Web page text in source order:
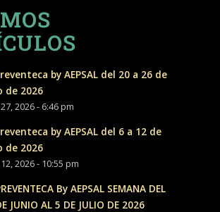
by AEPSAL del 20 a 26 de
de 2026
2026 - 6:46 pm
by AEPSAL del 6 a 12 de
de 2026
2026 - 10:55 pm
By AEPSAL SEMANA DEL
JUNIO AL 5 DE JULIO DE 2026